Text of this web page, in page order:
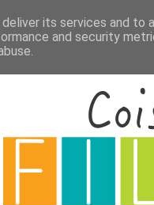
its services and to
and security